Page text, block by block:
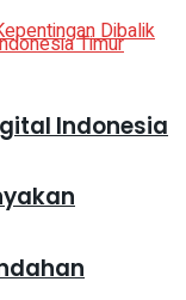
Indonesia